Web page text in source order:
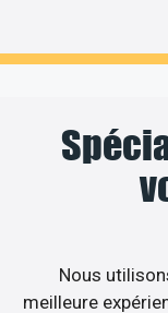
Nous
meilleure